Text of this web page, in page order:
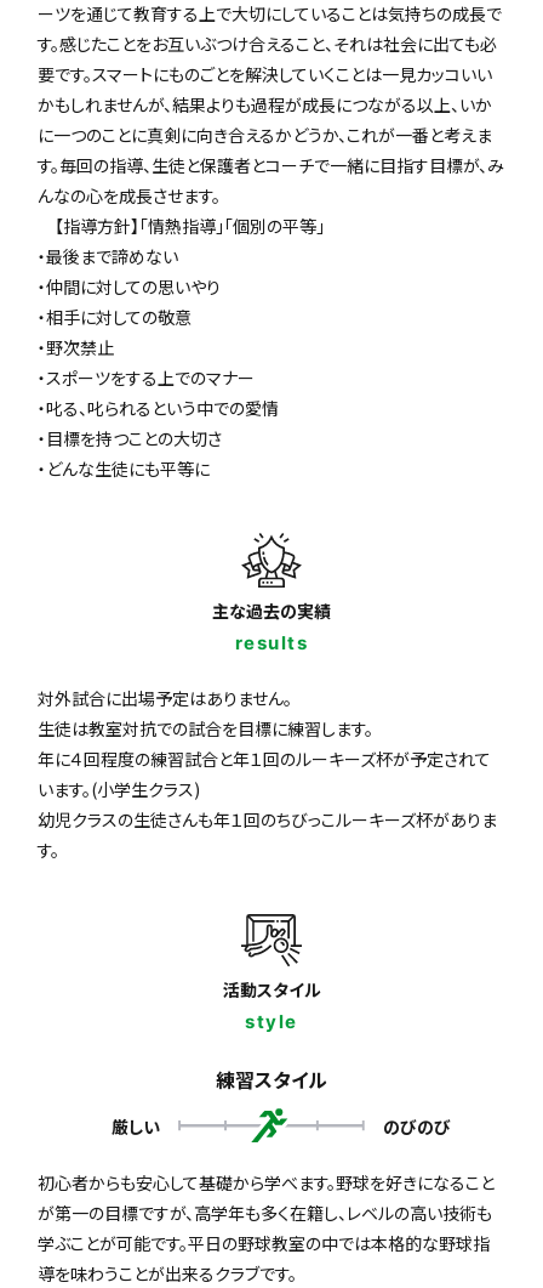
ーツを通じて教育する上で大切にしていることは気持ちの成長で
す。感じたことをお互いぶつけ合えること、それは社会に出ても必
要です。スマートにものごとを解決していくことは一見カッコいい
かもしれませんが、結果よりも過程が成長につながる以上、いか
に一つのことに真剣に向き合えるかどうか、これが一番と考えま
す。毎回の指導、生徒と保護者とコーチで一緒に目指す目標が、み
んなの心を成長させます。
【指導方針】「情熱指導」「個別の平等」
・最後まで諦めない
・仲間に対しての思いやり
・相手に対しての敬意
・野次禁止
・スポーツをする上でのマナー
・叱る、叱られるという中での愛情
・目標を持つことの大切さ
・どんな生徒にも平等に
主な過去の実績
results
対外試合に出場予定はありません。
生徒は教室対抗での試合を目標に練習します。
年に４回程度の練習試合と年１回のルーキーズ杯が予定されて
います。(小学生クラス)
幼児クラスの生徒さんも年１回のちびっこルーキーズ杯がありま
す。
活動スタイル
style
練習スタイル
厳しい のびのび
初心者からも安心して基礎から学べます。野球を好きになること
が第一の目標ですが、高学年も多く在籍し、レベルの高い技術も
学ぶことが可能です。平日の野球教室の中では本格的な野球指
導を味わうことが出来るクラブです。